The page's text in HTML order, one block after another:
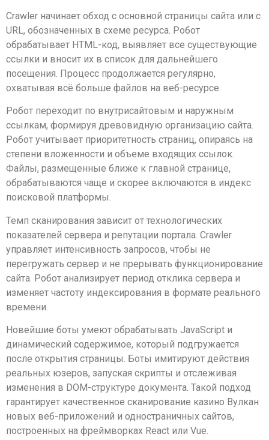
Crawler начинает обход с основной страницы сайта или с
URL, обозначенных в схеме ресурса. Робот
обрабатывает HTML-код, выявляет все существующие
ссылки и вносит их в список для дальнейшего
посещения. Процесс продолжается регулярно,
охватывая всё больше файлов на веб-ресурсе.
Робот переходит по внутрисайтовым и наружным
ссылкам, формируя древовидную организацию сайта.
Робот учитывает приоритетность страниц, опираясь на
степени вложенности и объеме входящих ссылок.
Файлы, размещенные ближе к главной странице,
обрабатываются чаще и скорее включаются в индекс
поисковой платформы.
Темп сканирования зависит от технологических
показателей сервера и репутации портала. Crawler
управляет интенсивность запросов, чтобы не
перегружать сервер и не прерывать функционирование
сайта. Робот анализирует период отклика сервера и
изменяет частоту индексирования в формате реального
времени.
Новейшие боты умеют обрабатывать JavaScript и
динамический содержимое, который подгружается
после открытия страницы. Боты имитируют действия
реальных юзеров, запуская скрипты и отслеживая
изменения в DOM-структуре документа. Такой подход
гарантирует качественное сканирование казино Вулкан
новых веб-приложений и одностраничных сайтов,
построенных на фреймворках React или Vue.